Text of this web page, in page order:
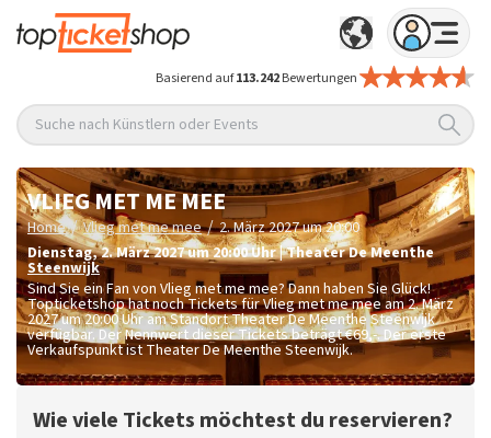
Basierend auf113.242Bewertungen
Suche nach Künstlern oder Events
VLIEG MET ME MEE
Home / Vlieg met me mee / 2. März 2027 um 20:00
Dienstag,2. März 2027 um 20:00Uhr|Theater De Meenthe
Steenwijk
Sind Sie ein Fan von Vlieg met me mee? Dann haben Sie Glück!
Topticketshop hat noch Tickets für Vlieg met me mee am 2. März
2027 um 20:00 Uhr am Standort Theater De Meenthe Steenwijk
verfügbar. Der Nennwert dieser Tickets beträgt€69,-. Der erste
Verkaufspunkt ist Theater De Meenthe Steenwijk.
Wie viele Tickets möchtest du reservieren?